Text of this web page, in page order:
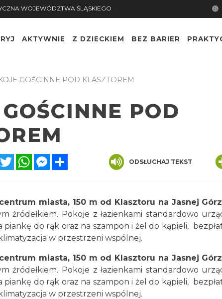
WOJEWÓDZTWA ŚLĄSKIEGO
AKTYWNIE Z DZIECKIEM BEZ BARIER
GOŚCINNE POD KLASZTOREM
POD
FacebookTwitterWhatsAppMessenger ODSŁUCHAJ TEKST
miasta, 150 m od Klasztoru na Jasnej
źródełkiem. Pokoje z łazienkami standardowo
piankę do rąk oraz na szampon i żel do kąpieli,
w przestrzeni wspólnej.
miasta, 150 m od Klasztoru na Jasnej
źródełkiem. Pokoje z łazienkami standardowo
piankę do rąk oraz na szampon i żel do kąpieli,
w przestrzeni wspólnej.